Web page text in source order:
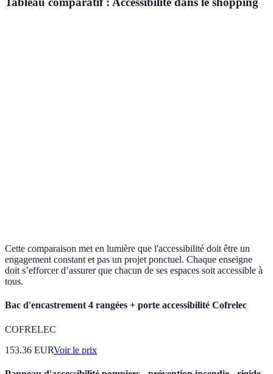
Cette comparaison met en lumière que l'accessibilité doit être un
engagement constant et pas un projet ponctuel. Chaque enseigne
doit s’efforcer d’assurer que chacun de ses espaces soit accessible à
tous.
Bac d'encastrement 4 rangées + porte accessibilité Cofrelec
COFRELEC
153.36 EURVoir le prix